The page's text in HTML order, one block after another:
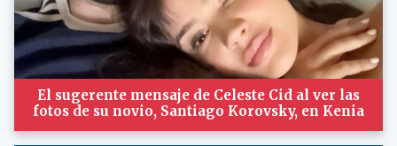
El sugerente mensaje de Celeste Cid al ver las
fotos de su novio, Santiago Korovsky, en Kenia